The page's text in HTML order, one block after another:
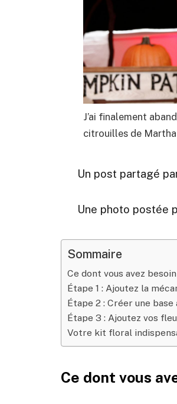
J’ai finalement
citrouilles de
Un post partagé
Une photo postée
Sommaire
Ce dont vous avez
Étape 1 : Ajoutez la
Étape 2 : Créer une
Étape 3 : Ajoutez vos
Votre kit floral
Ce dont vous